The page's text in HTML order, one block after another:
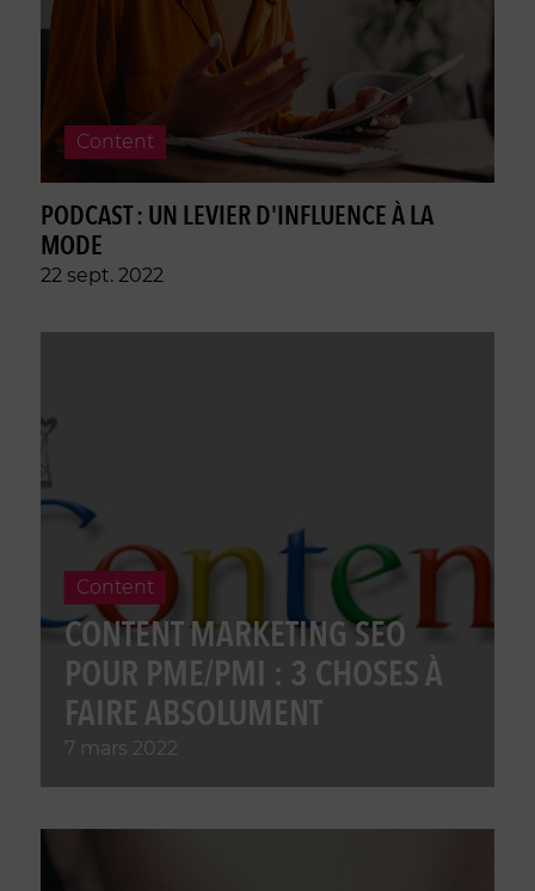
Content
PODCAST : UN LEVIER D'INFLUENCE À LA
MODE
22 sept. 2022
Content
CONTENT MARKETING SEO
POUR PME/PMI : 3 CHOSES À
FAIRE ABSOLUMENT
7 mars 2022